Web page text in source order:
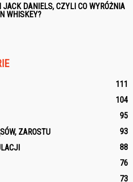
JACK DANIELS, CZYLI CO WYRÓŻNIA
WHISKEY?
111
104
95
ZAROSTU
93
88
76
73